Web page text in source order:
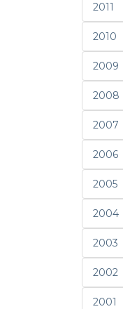
2011
2010
2009
2008
2007
2006
2005
2004
2003
2002
2001